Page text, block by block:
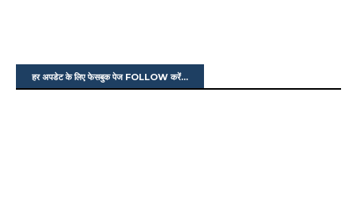
हर अपडेट के लिए फेसबुक पेज FOLLOW करें...